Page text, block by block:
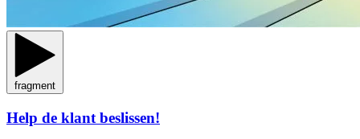
fragment
Help de klant beslissen!